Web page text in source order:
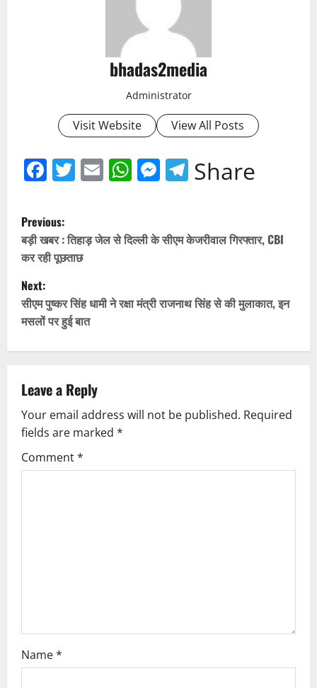
bhadas2media
Administrator
Visit Website View All Posts
Facebook
Twitter
EmailWhatsApp
Messenger
Telegram
Share
P
o
s
t
n
v
i
g
Previous:
बड़ी खबर : तिहाड़ जेल से दिल्ली के सीएम केजरीवाल गिरफ्तार, CBI
कर रही पूछताछ
Next:
सीएम पुष्कर सिंह धामी ने रक्षा मंत्री राजनाथ सिंह से की मुलाकात, इन
मसलों पर हुई बात
Leave a Reply
Your email address will not be published. Required
fields are marked *
Comment*
Name*